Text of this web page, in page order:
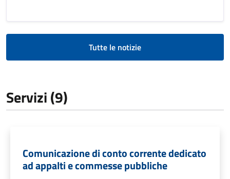
Tutte le notizie
Servizi (9)
Comunicazione di conto corrente dedicato
ad appalti e commesse pubbliche